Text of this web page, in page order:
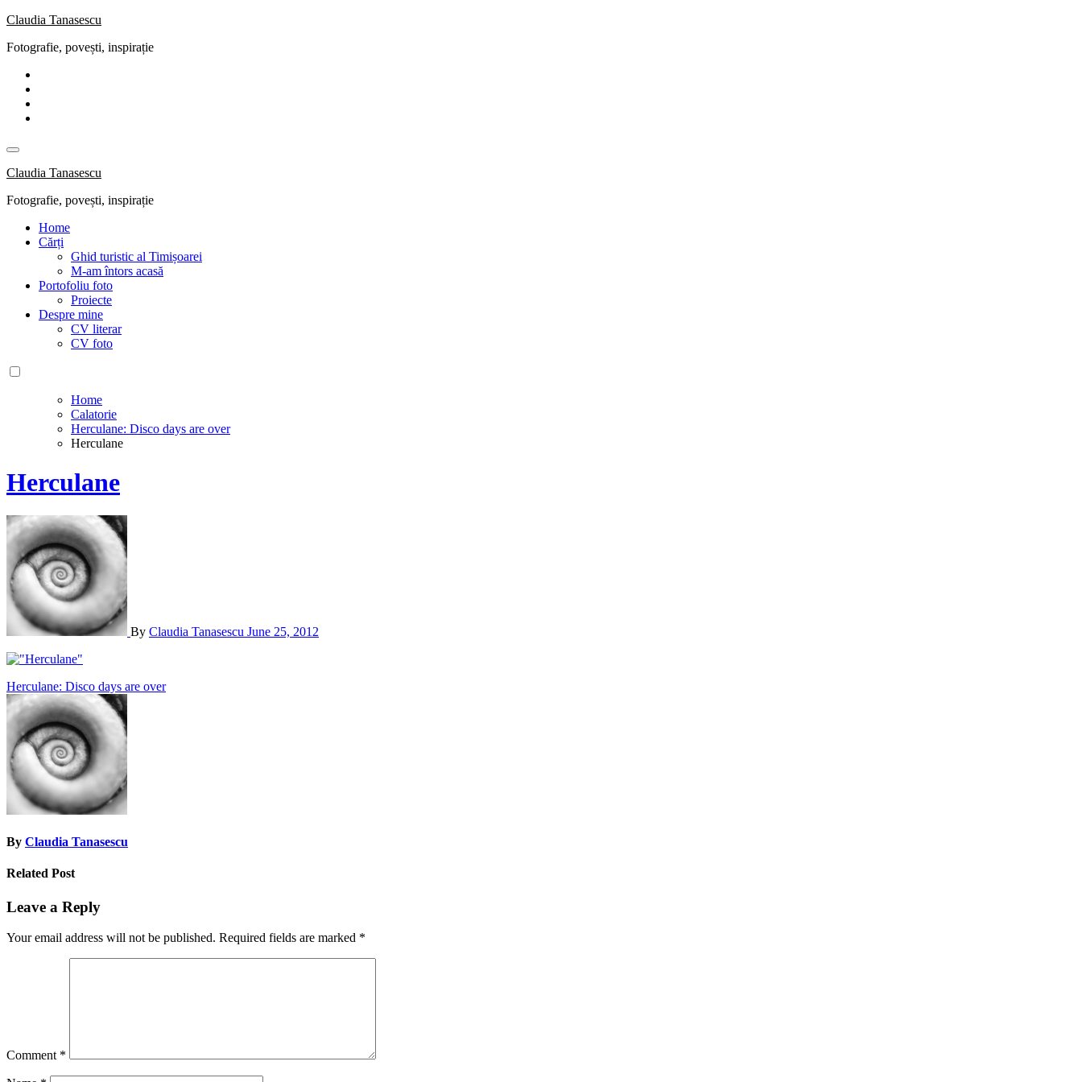
Skip
content
Claudia Tanasescu
Fotografie, povești, inspirație
Claudia Tanasescu
Fotografie, povești, inspirație
Home
Cărți
Ghid turistic al Timișoarei
M-am întors acasă
Portofoliu foto
Proiecte
Despre mine
CV literar
CV foto
Home
Calatorie
Herculane: Disco days are over
Herculane
Herculane
By Claudia Tanasescu June 25, 2012
Post
navigation
Herculane: Disco days are over
By Claudia Tanasescu
Related Post
Leave a Reply
Your email address will not be published. Required fields are marked *
Comment *